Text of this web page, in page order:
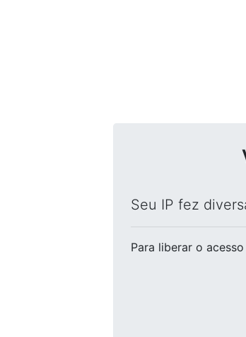
Seu IP fez
Para liberar o acesso